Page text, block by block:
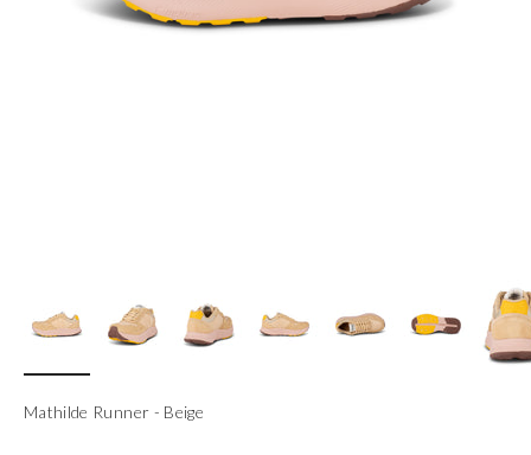
Mathilde Runner - Beige